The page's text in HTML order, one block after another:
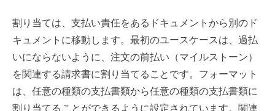
割り当ては、支払い責任をあるドキュメントから別のド
キュメントに移動します。最初のユースケースは、過払
いにならないように、注文の前払い（マイルストーン）
を関連する請求書に割り当てることです。フォーマット
は、任意の種類の支払書類から任意の種類の支払書類に
割り当てることができるように設定されています。関連